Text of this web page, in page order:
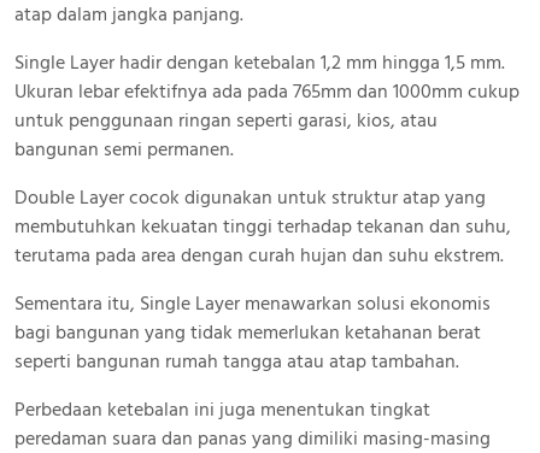
atap dalam jangka panjang.
Single Layer hadir dengan ketebalan 1,2 mm hingga 1,5 mm.
Ukuran lebar efektifnya ada pada 765mm dan 1000mm cukup
untuk penggunaan ringan seperti garasi, kios, atau
bangunan semi permanen.
Double Layer cocok digunakan untuk struktur atap yang
membutuhkan kekuatan tinggi terhadap tekanan dan suhu,
terutama pada area dengan curah hujan dan suhu ekstrem.
Sementara itu, Single Layer menawarkan solusi ekonomis
bagi bangunan yang tidak memerlukan ketahanan berat
seperti bangunan rumah tangga atau atap tambahan.
Perbedaan ketebalan ini juga menentukan tingkat
peredaman suara dan panas yang dimiliki masing-masing